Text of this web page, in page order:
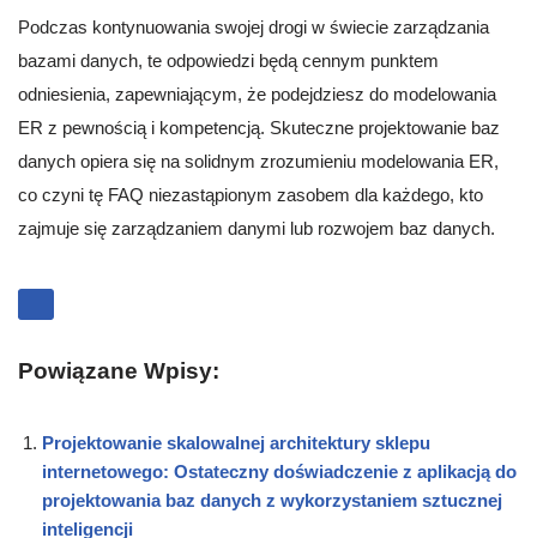
Podczas kontynuowania swojej drogi w świecie zarządzania
bazami danych, te odpowiedzi będą cennym punktem
odniesienia, zapewniającym, że podejdziesz do modelowania
ER z pewnością i kompetencją. Skuteczne projektowanie baz
danych opiera się na solidnym zrozumieniu modelowania ER,
co czyni tę FAQ niezastąpionym zasobem dla każdego, kto
zajmuje się zarządzaniem danymi lub rozwojem baz danych.
Powiązane Wpisy:
Projektowanie skalowalnej architektury sklepu
internetowego: Ostateczny doświadczenie z aplikacją do
projektowania baz danych z wykorzystaniem sztucznej
inteligencji